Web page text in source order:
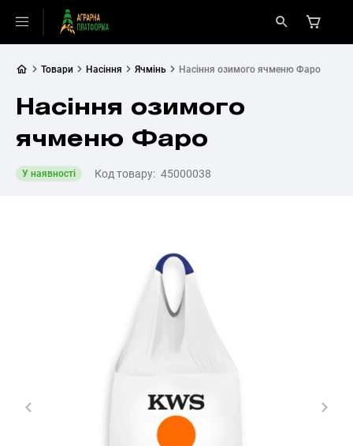
Товари Насіння Ячмінь Насіння озимого ячменю Фаро
Насіння озимого
ячменю Фаро
У наявності Код товару: 45000038